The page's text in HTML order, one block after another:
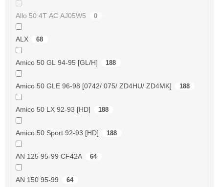
Allo 50 4T AC AJ05W5 0
ALX 68
Amico 50 GL 94-95 [GL/H] 188
Amico 50 GLE 96-98 [0742/ 075/ ZD4HU/ ZD4MK] 188
Amico 50 LX 92-93 [HD] 188
Amico 50 Sport 92-93 [HD] 188
AN 125 95-99 CF42A 64
AN 150 95-99 64